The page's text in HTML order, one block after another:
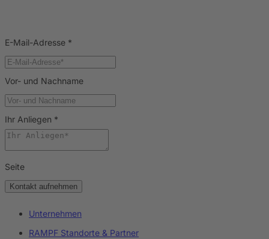
E-Mail-Adresse *
Vor- und Nachname
Ihr Anliegen *
Seite
Kontakt aufnehmen
Unternehmen
RAMPF Standorte & Partner